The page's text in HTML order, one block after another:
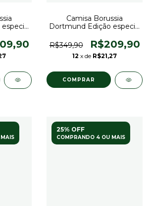
em
Camisa Borussia
Dortmund Edição especial
Torcedor Puma Masculina
- Amarela neon com
detalhes em preto
R$349,90 R$209,90
12 x de R$21,27
COMPRAR
25% OFF
COMPRANDO 4 OU MAIS